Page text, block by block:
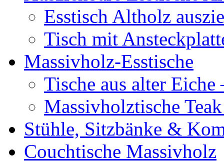
Esstisch Altholz
Tisch mit
Massivholz-Esstische
Tische aus alter
Massivholztische
Stühle, Sitzbänke &
Couchtische Massivholz